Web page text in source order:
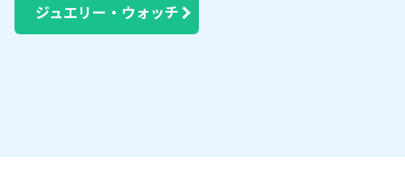
ジュエリー・ウォッチ